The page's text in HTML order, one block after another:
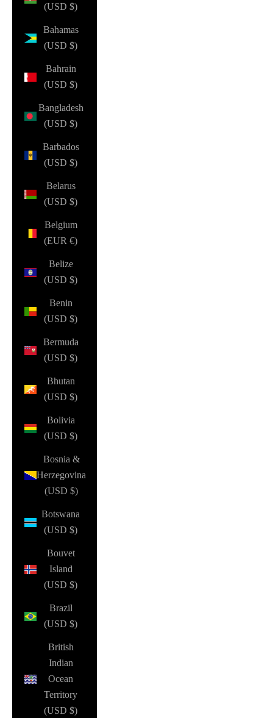
(USD $)
Bahamas
(USD $)
Bahrain
(USD $)
Bangladesh
(USD $)
Barbados
(USD $)
Belarus
(USD $)
Belgium
(EUR €)
Belize
(USD $)
Benin
(USD $)
Bermuda
(USD $)
Bhutan
(USD $)
Bolivia
(USD $)
Bosnia &
Herzegovina
(USD $)
Botswana
(USD $)
Bouvet
Island
(USD $)
Brazil
(USD $)
British
Indian
Ocean
Territory
(USD $)